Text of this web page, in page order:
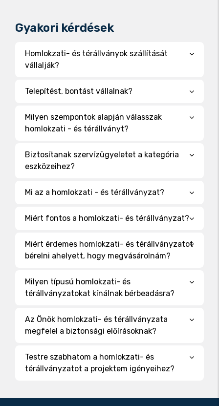
Ajánlatkérés
anyagából is.
Ajánlatkérés
Gyakori kérdések
Homlokzati- és térállványok szállítását
vállalják?
Telepítést, bontást vállalnak?
Milyen szempontok alapján válasszak
homlokzati - és térállványt?
Biztosítanak szervízügyeletet a kategória
eszközeihez?
Mi az a homlokzati - és térállványzat?
Miért fontos a homlokzati- és térállványzat?
Miért érdemes homlokzati- és térállványzatot
bérelni ahelyett, hogy megvásárolnám?
Milyen típusú homlokzati- és
térállványzatokat kínálnak bérbeadásra?
Az Önök homlokzati- és térállványzata
megfelel a biztonsági előírásoknak?
Testre szabhatom a homlokzati- és
térállványzatot a projektem igényeihez?